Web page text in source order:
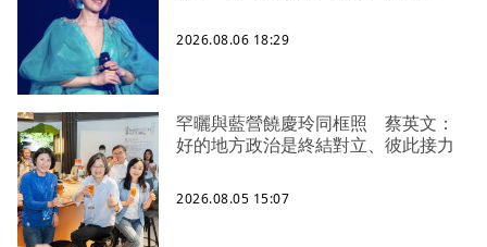
2026.08.06 18:29
罕曬與藍營饒慶玲同框照 蔡英文：
好的地方政治是終結對立、彼此接力
2026.08.05 15:07